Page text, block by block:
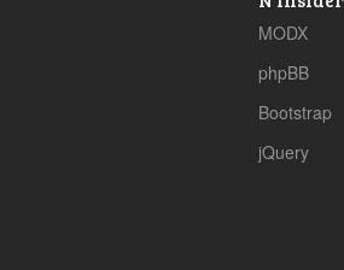
MODX
phpBB
Bootstrap
jQuery